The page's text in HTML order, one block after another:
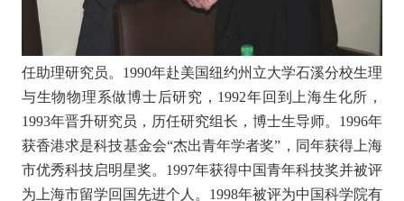
任助理研究员。1990年赴美国纽约州立大学石溪分校生理
与生物物理系做博士后研究，1992年回到上海生化所，
1993年晋升研究员，历任研究组长，博士生导师。1996年
获香港求是科技基金会“杰出青年学者奖”，同年获得上海
市优秀科技启明星奖。1997年获得中国青年科技奖并被评
为上海市留学回国先进个人。1998年被评为中国科学院有